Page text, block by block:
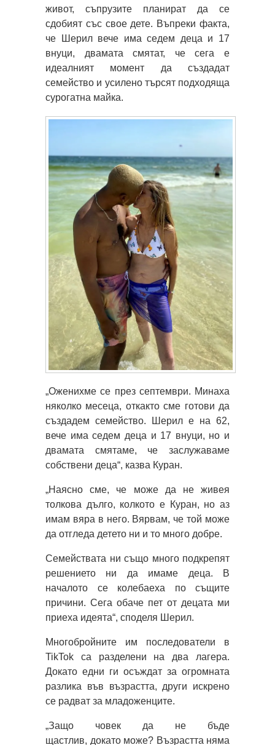
живот, съпрузите планират да се
сдобият със свое дете. Въпреки факта,
че Шерил вече има седем деца и 17
внуци, двамата смятат, че сега е
идеалният момент да създадат
семейство и усилено търсят подходяща
сурогатна майка.
„Оженихме се през септември. Минаха
няколко месеца, откакто сме готови да
създадем семейство. Шерил е на 62,
вече има седем деца и 17 внуци, но и
двамата смятаме, че заслужаваме
собствени деца“, казва Куран.
„Наясно сме, че може да не живея
толкова дълго, колкото е Куран, но аз
имам вяра в него. Вярвам, че той може
да отгледа детето ни и то много добре.
Семействата ни също много подкрепят
решението ни да имаме деца. В
началото се колебаеха по същите
причини. Сега обаче пет от децата ми
приеха идеята“, споделя Шерил.
Многобройните им последователи в
TikTok са разделени на два лагера.
Докато едни ги осъждат за огромната
разлика във възрастта, други искрено
се радват за младоженците.
„Защо човек да не бъде
щастлив, докато може? Възрастта няма